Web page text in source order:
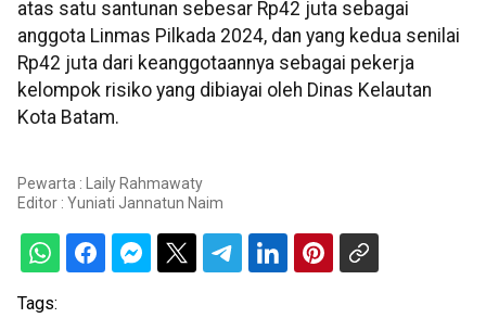
atas satu santunan sebesar Rp42 juta sebagai
anggota Linmas Pilkada 2024, dan yang kedua senilai
Rp42 juta dari keanggotaannya sebagai pekerja
kelompok risiko yang dibiayai oleh Dinas Kelautan
Kota Batam.
Pewarta : Laily Rahmawaty
Editor : Yuniati Jannatun Naim
Tags: